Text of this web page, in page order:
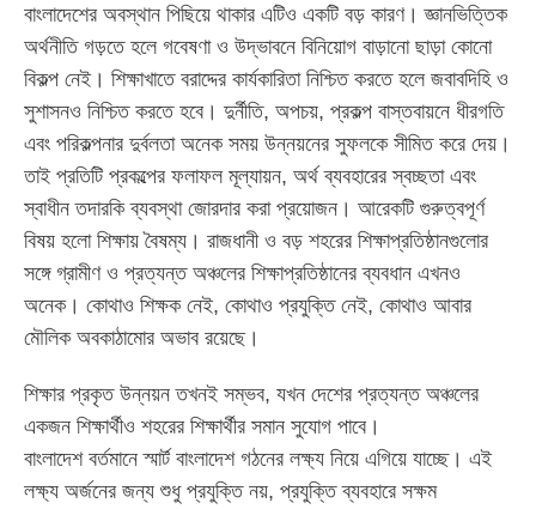
বাংলাদেশের অবস্থান পিছিয়ে থাকার এটিও একটি বড় কারণ। জ্ঞানভিত্তিক
অর্থনীতি গড়তে হলে গবেষণা ও উদ্ভাবনে বিনিয়োগ বাড়ানো ছাড়া কোনো
বিকল্প নেই। শিক্ষাখাতে বরাদ্দের কার্যকারিতা নিশ্চিত করতে হলে জবাবদিহি ও
সুশাসনও নিশ্চিত করতে হবে। দুর্নীতি, অপচয়, প্রকল্প বাস্তবায়নে ধীরগতি
এবং পরিকল্পনার দুর্বলতা অনেক সময় উন্নয়নের সুফলকে সীমিত করে দেয়।
তাই প্রতিটি প্রকল্পের ফলাফল মূল্যায়ন, অর্থ ব্যবহারের স্বচ্ছতা এবং
স্বাধীন তদারকি ব্যবস্থা জোরদার করা প্রয়োজন। আরেকটি গুরুত্বপূর্ণ
বিষয় হলো শিক্ষায় বৈষম্য। রাজধানী ও বড় শহরের শিক্ষাপ্রতিষ্ঠানগুলোর
সঙ্গে গ্রামীণ ও প্রত্যন্ত অঞ্চলের শিক্ষাপ্রতিষ্ঠানের ব্যবধান এখনও
অনেক। কোথাও শিক্ষক নেই, কোথাও প্রযুক্তি নেই, কোথাও আবার
মৌলিক অবকাঠামোর অভাব রয়েছে।
শিক্ষার প্রকৃত উন্নয়ন তখনই সম্ভব, যখন দেশের প্রত্যন্ত অঞ্চলের
একজন শিক্ষার্থীও শহরের শিক্ষার্থীর সমান সুযোগ পাবে।
বাংলাদেশ বর্তমানে স্মার্ট বাংলাদেশ গঠনের লক্ষ্য নিয়ে এগিয়ে যাচ্ছে। এই
লক্ষ্য অর্জনের জন্য শুধু প্রযুক্তি নয়, প্রযুক্তি ব্যবহারে সক্ষম